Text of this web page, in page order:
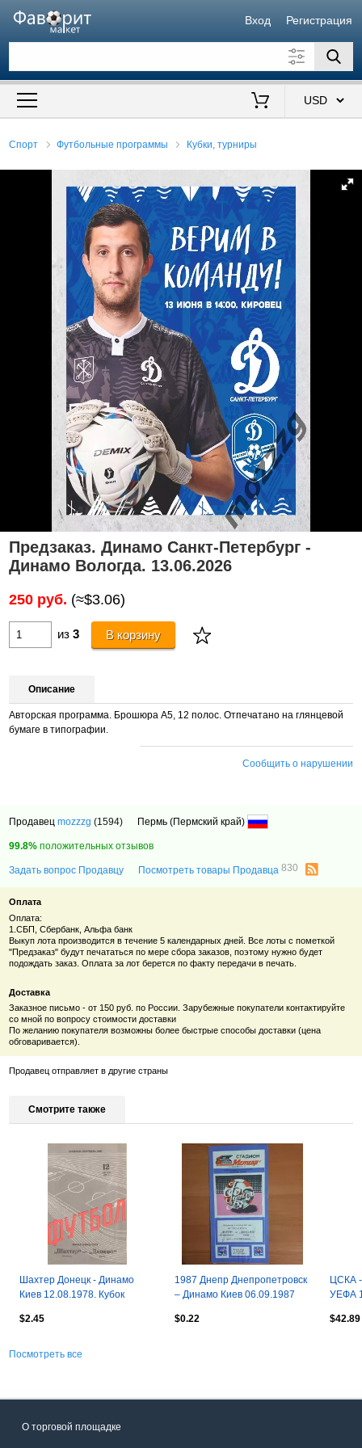
Вход Регистрация
Искать также в описании
Спорт Футбольные программы Кубки, турниры
Предзаказ. Динамо Санкт-Петербург -
Динамо Вологда. 13.06.2026
250 руб. (≈$3.06)
из 3 В корзину
Описание
Авторская программа. Брошюра А5, 12 полос. Отпечатано на глянцевой
бумаге в типографии.
Сообщить о нарушении
Продавецmozzzg (1594) Пермь (Пермский край)
99.8% положительных отзывов
Задать вопрос Продавцу Посмотреть товары Продавца830
Оплата
Оплата:
1.СБП, Сбербанк, Альфа банк
Выкуп лота производится в течение 5 календарных дней. Все лоты с пометкой
"Предзаказ" будут печататься по мере сбора заказов, поэтому нужно будет
подождать заказ. Оплата за лот берется по факту передачи в печать.
Доставка
Заказное письмо - от 150 руб. по России. Зарубежные покупатели контактируйте
со мной по вопросу стоимости доставки
По желанию покупателя возможны более быстрые способы доставки (цена
обговаривается).
Продавец отправляет в другие страны
Смотрите также
Шахтер Донецк - Динамо
Киев 12.08.1978. Кубок
$2.45
1987 Днепр Днепропетровск
– Динамо Киев 06.09.1987
$0.22
ЦСКА
УЕФА
$42.89
Посмотреть все
О торговой площадке